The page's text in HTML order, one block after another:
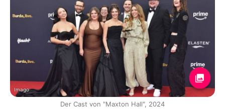
Imago
Der Cast von "Maxton Hall", 2024